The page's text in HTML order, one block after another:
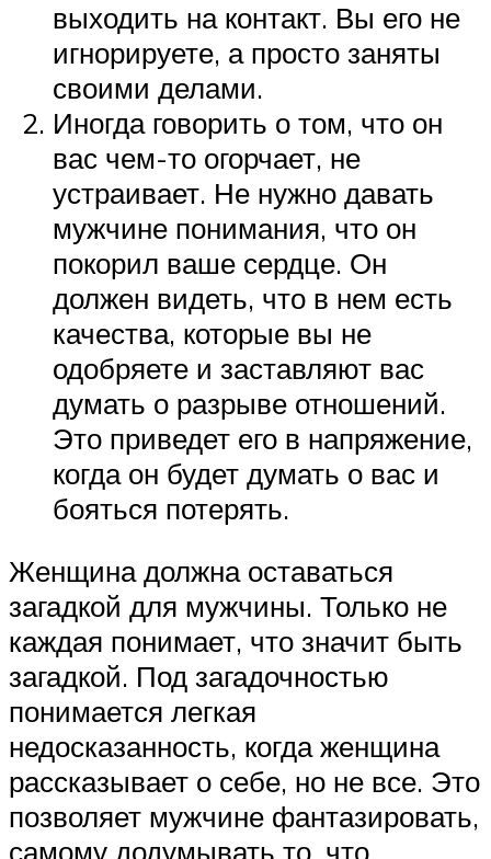
выходить на контакт. Вы его не
игнорируете, а просто заняты
своими делами.
Иногда говорить о том, что он
вас чем-то огорчает, не
устраивает. Не нужно давать
мужчине понимания, что он
покорил ваше сердце. Он
должен видеть, что в нем есть
качества, которые вы не
одобряете и заставляют вас
думать о разрыве отношений.
Это приведет его в напряжение,
когда он будет думать о вас и
бояться потерять.
Женщина должна оставаться
загадкой для мужчины. Только не
каждая понимает, что значит быть
загадкой. Под загадочностью
понимается легкая
недосказанность, когда женщина
рассказывает о себе, но не все. Это
позволяет мужчине фантазировать,
самому додумывать то, что